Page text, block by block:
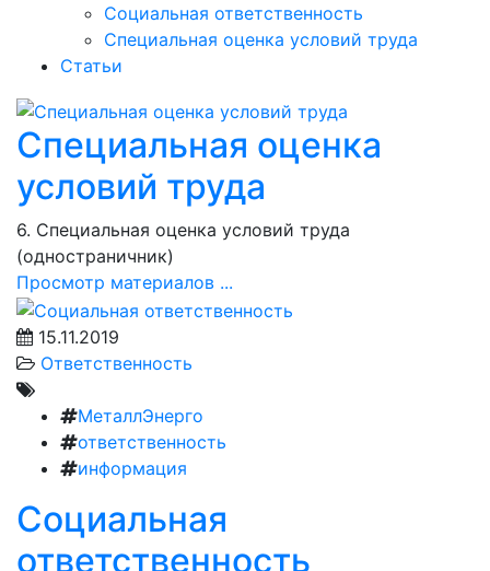
Социальная ответственность
Специальная оценка условий труда
Статьи
Специальная оценка
условий труда
6. Специальная оценка условий труда
(одностраничник)
Просмотр материалов ...
15.11.2019
Ответственность
МеталлЭнерго
ответственность
информация
Социальная
ответственность